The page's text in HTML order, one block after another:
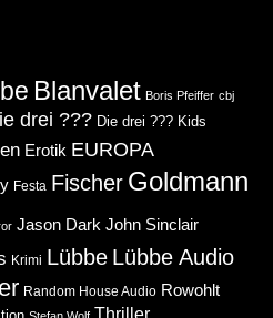
Blanvalet Boris Pfeiffer cbj
drei ??? Die drei ??? Kids
Erotik EUROPA
Festa Fischer Goldmann
Jason Dark John Sinclair
Krimi Lübbe Lübbe Audio
Random House Audio Rowohlt